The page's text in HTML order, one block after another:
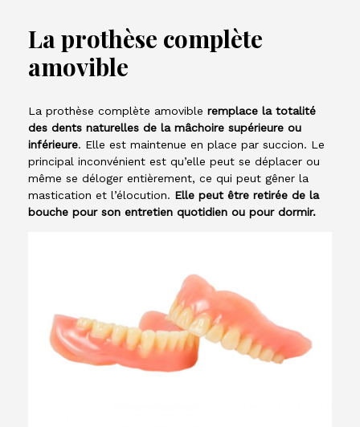
La prothèse complète
amovible
La prothèse complète amovible remplace la totalité
des dents naturelles de la mâchoire supérieure ou
inférieure. Elle est maintenue en place par succion. Le
principal inconvénient est qu’elle peut se déplacer ou
même se déloger entièrement, ce qui peut gêner la
mastication et l’élocution. Elle peut être retirée de la
bouche pour son entretien quotidien ou pour dormir.